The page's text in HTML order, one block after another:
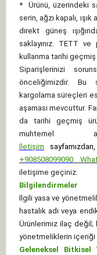
*
Ürünü, üzerindeki
serin, ağzı kapalı,
direkt güneş
saklayınız. TETT ve
kullanma tarihi geçmiş
Siparişlerinizi
önceliğimizdir. Bu
kargolama süreçleri
aşaması mevcuttur.
da tarihi geçmiş
muhtemel
İletişim
sayfamızdan,
+908508099090
iletişime geçiniz.
Bilgilendirmeler
İlgili yasa ve
hastalık adı veya
Ürünlerimiz ilaç değil;
yönetmeliklerin içeriği
Geleneksel Bitkisel